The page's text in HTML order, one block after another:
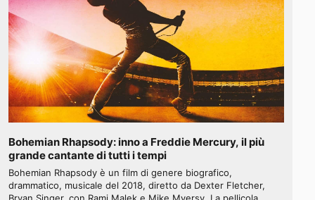
Bohemian Rhapsody: inno a Freddie Mercury, il più
grande cantante di tutti i tempi
Bohemian Rhapsody è un film di genere biografico,
drammatico, musicale del 2018, diretto da Dexter Fletcher,